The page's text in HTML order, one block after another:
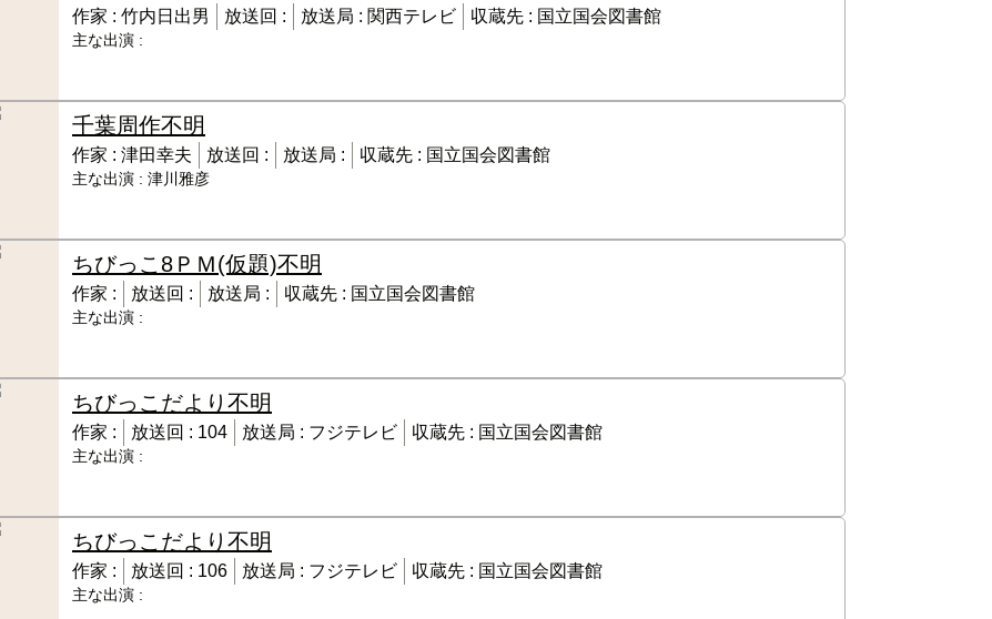
作家 : 竹内日出男 放送回 : 放送局 : 関西テレビ 収蔵先 : 国立国会図書館
主な出演 :
千葉周作不明
作家 : 津田幸夫 放送回 : 放送局 : 収蔵先 : 国立国会図書館
主な出演 : 津川雅彦
ちびっこ8ＰＭ(仮題)不明
作家 : 放送回 : 放送局 : 収蔵先 : 国立国会図書館
主な出演 :
ちびっこだより 不明
作家 : 放送回 : 104 放送局 : フジテレビ 収蔵先 : 国立国会図書館
主な出演 :
ちびっこだより 不明
作家 : 放送回 : 106 放送局 : フジテレビ 収蔵先 : 国立国会図書館
主な出演 :